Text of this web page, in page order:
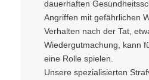
dauerhaften
Angriffen mit gefährlichen
Verhalten nach der Tat,
Wiedergutmachung, kann
eine Rolle spielen.
Unsere spezialisierten